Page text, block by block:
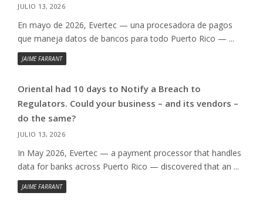
JULIO 13, 2026
En mayo de 2026, Evertec — una procesadora de pagos
que maneja datos de bancos para todo Puerto Rico — ...
JAIME FARRANT
Oriental had 10 days to Notify a Breach to
Regulators. Could your business – and its vendors –
do the same?
JULIO 13, 2026
In May 2026, Evertec — a payment processor that handles
data for banks across Puerto Rico — discovered that an ...
JAIME FARRANT